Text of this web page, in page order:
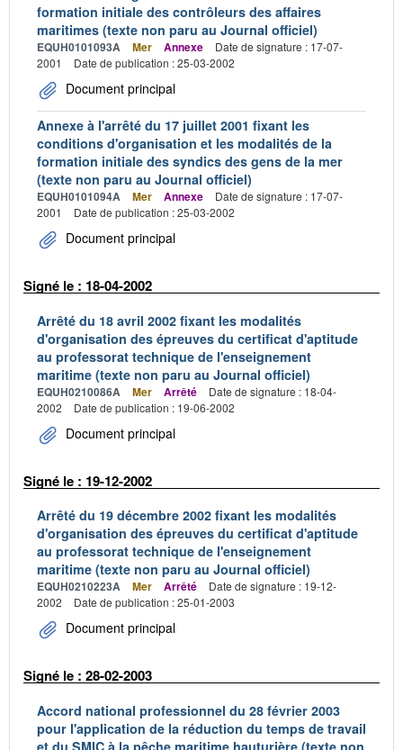
formation initiale des contrôleurs des affaires
maritimes (texte non paru au Journal officiel)
EQUH0101093A Mer Annexe
Date de signature : 17-07-
2001
Date de publication : 25-03-2002
Document principal
Annexe à l'arrêté du 17 juillet 2001 fixant les
conditions d'organisation et les modalités de la
formation initiale des syndics des gens de la mer
(texte non paru au Journal officiel)
EQUH0101094A Mer Annexe
Date de signature : 17-07-
2001
Date de publication : 25-03-2002
Document principal
Signé le : 18-04-2002
Arrêté du 18 avril 2002 fixant les modalités
d'organisation des épreuves du certificat d'aptitude
au professorat technique de l'enseignement
maritime (texte non paru au Journal officiel)
EQUH0210086A Mer Arrêté
Date de signature : 18-04-
2002
Date de publication : 19-06-2002
Document principal
Signé le : 19-12-2002
Arrêté du 19 décembre 2002 fixant les modalités
d'organisation des épreuves du certificat d'aptitude
au professorat technique de l'enseignement
maritime (texte non paru au Journal officiel)
EQUH0210223A Mer Arrêté
Date de signature : 19-12-
2002
Date de publication : 25-01-2003
Document principal
Signé le : 28-02-2003
Accord national professionnel du 28 février 2003
pour l'application de la réduction du temps de travail
et du SMIC à la pêche maritime hauturière (texte non